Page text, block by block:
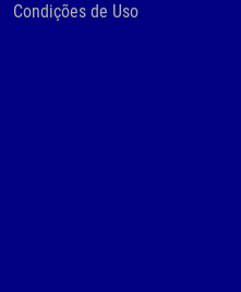
Condições de Uso